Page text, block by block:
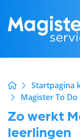
Startpagina
Magister To Do
Zo werkt
leerlingen